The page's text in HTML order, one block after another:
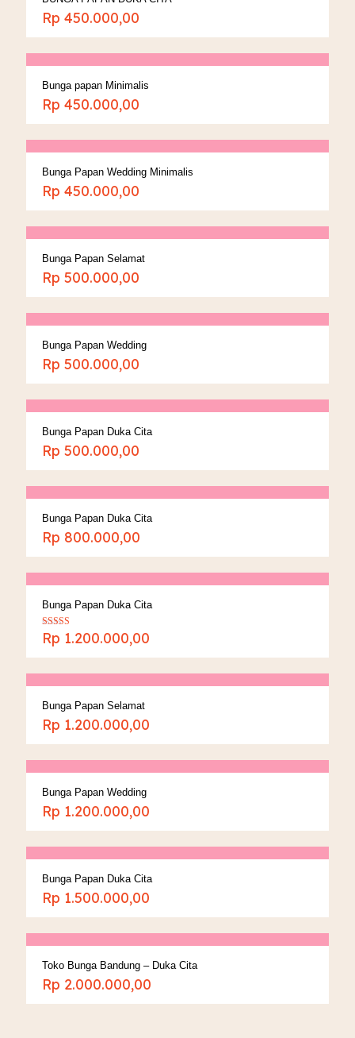
Rp 450.000,00
Bunga papan Minimalis
Rp 450.000,00
Bunga Papan Wedding Minimalis
Rp 450.000,00
Bunga Papan Selamat
Rp 500.000,00
Bunga Papan Wedding
Rp 500.000,00
Bunga Papan Duka Cita
Rp 500.000,00
Bunga Papan Duka Cita
Rp 800.000,00
Bunga Papan Duka Cita
Dinilai
5.00
Rp 1.200.000,00
Bunga Papan Selamat
Rp 1.200.000,00
Bunga Papan Wedding
Rp 1.200.000,00
Bunga Papan Duka Cita
Rp 1.500.000,00
Toko Bunga Bandung – Duka Cita
Rp 2.000.000,00